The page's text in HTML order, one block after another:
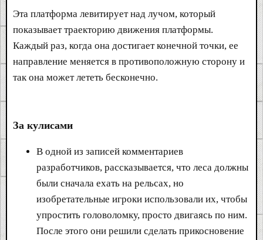
Эта платформа левитирует над лучом, который
показывает траекторию движения платформы.
Каждый раз, когда она достигает конечной точки, ее
направление меняется в противоположную сторону и
так она может лететь бесконечно.
За кулисами
В одной из записей комментариев
разработчиков, рассказывается, что леса должны
были сначала ехать на рельсах, но
изобретательные игроки использовали их, чтобы
упростить головоломку, просто двигаясь по ним.
После этого они решили сделать прикосновение